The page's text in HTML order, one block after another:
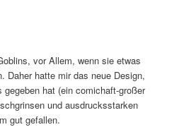
vor Allem, wenn sie etwas
Daher hatte mir das neue Design,
hat (ein comichaft-großer
und ausdrucksstarken
gut gefallen.